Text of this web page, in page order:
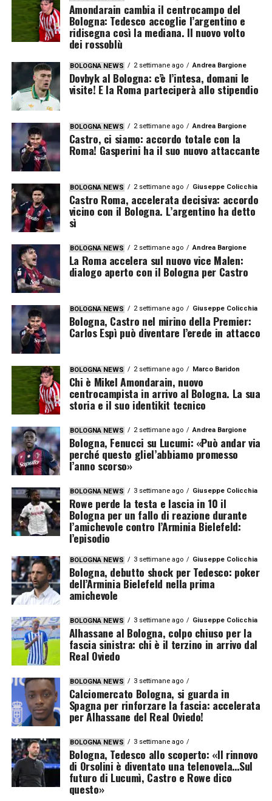
Amondarain cambia il centrocampo del
Bologna: Tedesco accoglie l’argentino e
ridisegna così la mediana. Il nuovo volto
dei rossoblù
BOLOGNA NEWS 2 settimane ago Andrea Bargione
Dovbyk al Bologna: c’è l’intesa, domani le
visite! E la Roma parteciperà allo stipendio
BOLOGNA NEWS 2 settimane ago Andrea Bargione
Castro, ci siamo: accordo totale con la
Roma! Gasperini ha il suo nuovo attaccante
BOLOGNA NEWS 2 settimane ago Giuseppe Colicchia
Castro Roma, accelerata decisiva: accordo
vicino con il Bologna. L’argentino ha detto
sì
BOLOGNA NEWS 2 settimane ago Andrea Bargione
La Roma accelera sul nuovo vice Malen:
dialogo aperto con il Bologna per Castro
BOLOGNA NEWS 2 settimane ago Giuseppe Colicchia
Bologna, Castro nel mirino della Premier:
Carlos Espì può diventare l’erede in attacco
BOLOGNA NEWS 2 settimane ago Marco Baridon
Chi è Mikel Amondarain, nuovo
centrocampista in arrivo al Bologna. La sua
storia e il suo identikit tecnico
BOLOGNA NEWS 2 settimane ago Andrea Bargione
Bologna, Fenucci su Lucumi: «Può andar via
perché questo gliel’abbiamo promesso
l’anno scorso»
BOLOGNA NEWS 3 settimane ago Giuseppe Colicchia
Rowe perde la testa e lascia in 10 il
Bologna per un fallo di reazione durante
l’amichevole contro l’Arminia Bielefeld:
l’episodio
BOLOGNA NEWS 3 settimane ago Giuseppe Colicchia
Bologna, debutto shock per Tedesco: poker
dell’Arminia Bielefeld nella prima
amichevole
BOLOGNA NEWS 3 settimane ago Giuseppe Colicchia
Alhassane al Bologna, colpo chiuso per la
fascia sinistra: chi è il terzino in arrivo dal
Real Oviedo
BOLOGNA NEWS 3 settimane ago
Calciomercato Bologna, si guarda in
Spagna per rinforzare la fascia: accelerata
per Alhassane del Real Oviedo!
BOLOGNA NEWS 3 settimane ago
Bologna, Tedesco allo scoperto: «Il rinnovo
di Orsolini è diventato una telenovela…Sul
futuro di Lucumì, Castro e Rowe dico
questo»